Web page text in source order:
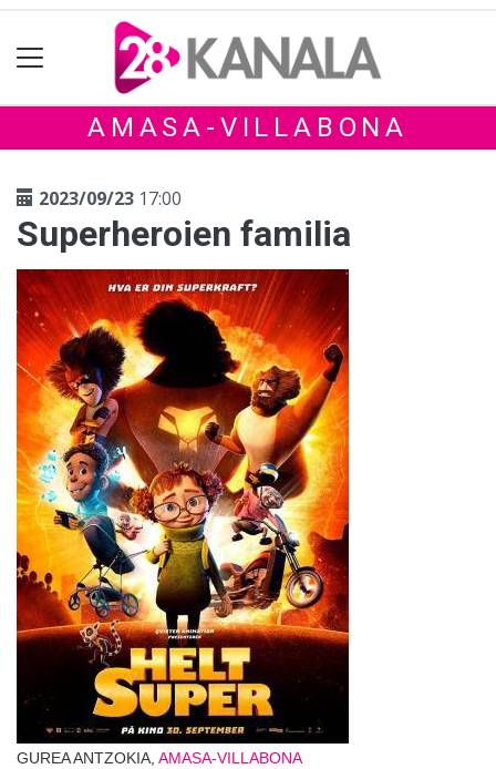
AMASA-VILLABONA
2023/09/23 17:00
Superheroien familia
GUREA ANTZOKIA, AMASA-VILLABONA